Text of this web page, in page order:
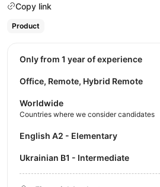
Copy link
Product
Only from 1 year of experience
Office, Remote, Hybrid Remote
Worldwide
Countries where we consider candidates
English A2 - Elementary
Ukrainian B1 - Intermediate